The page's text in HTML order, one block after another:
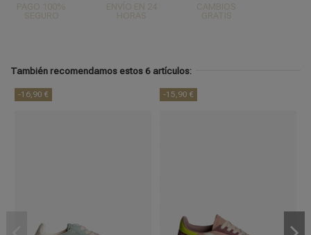
PAGO 100%
SEGURO
ENVÍO EN 24
HORAS
CAMBIOS
GRATIS
También recomendamos estos 6 artículos:
-16,90 € -15,90 €